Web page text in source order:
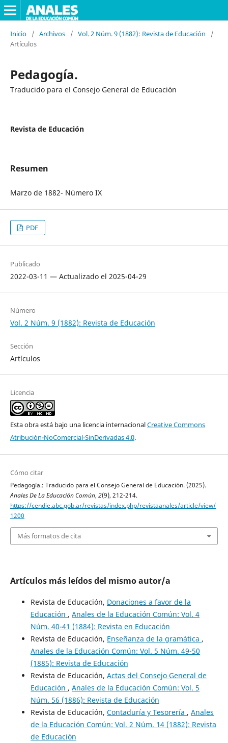
Inicio / Archivos / Vol. 2 Núm. 9 (1882): Revista de Educación
/
Artículos
Pedagogía.
Traducido para el Consejo General de Educación
Revista de Educación
Resumen
Marzo de 1882- Número IX
PDF
Publicado
2022-03-11 — Actualizado el 2025-04-29
Número
Vol. 2 Núm. 9 (1882): Revista de Educación
Sección
Artículos
Licencia
Esta obra está bajo una licencia internacionalCreative Commons
Atribución-NoComercial-SinDerivadas 4.0.
Cómo citar
Pedagogía.: Traducido para el Consejo General de Educación. (2025).
Anales De La Educación Común, 2(9), 212-214.
https://cendie.abc.gob.ar/revistas/index.php/revistaanales/article/view/
1200
Más formatos de cita
Artículos más leídos del mismo autor/a
Revista de Educación, Donaciones a favor de la
Educación , Anales de la Educación Común: Vol. 4
Núm. 40-41 (1884): Revista en Educación
Revista de Educación, Enseñanza de la gramática ,
Anales de la Educación Común: Vol. 5 Núm. 49-50
(1885): Revista de Educación
Revista de Educación, Actas del Consejo General de
Educación , Anales de la Educación Común: Vol. 5
Núm. 56 (1886): Revista de Educación
Revista de Educación, Contaduría y Tesorería , Anales
de la Educación Común: Vol. 2 Núm. 14 (1882): Revista
de Educación